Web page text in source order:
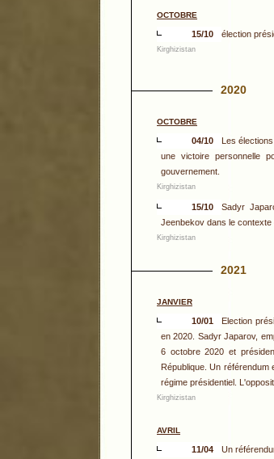
OCTOBRE
15/10 élection
Kirghizistan
2020
OCTOBRE
04/10
Les
une victoire personnelle
gouvernement.
Kirghizistan
15/10
Sadyr
Jeenbekov dans le contexte
Kirghizistan
2021
JANVIER
10/01
Election
en 2020. Sadyr Japarov,
6 octobre 2020 et
République. Un
régime présidentiel.
Kirghizistan
AVRIL
11/04
Un